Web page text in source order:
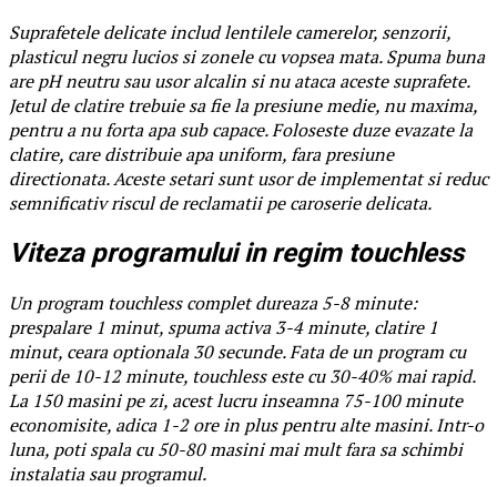
Suprafetele delicate includ lentilele camerelor, senzorii,
plasticul negru lucios si zonele cu vopsea mata. Spuma buna
are pH neutru sau usor alcalin si nu ataca aceste suprafete.
Jetul de clatire trebuie sa fie la presiune medie, nu maxima,
pentru a nu forta apa sub capace. Foloseste duze evazate la
clatire, care distribuie apa uniform, fara presiune
directionata. Aceste setari sunt usor de implementat si reduc
semnificativ riscul de reclamatii pe caroserie delicata.
Viteza programului in regim touchless
Un program touchless complet dureaza 5-8 minute:
prespalare 1 minut, spuma activa 3-4 minute, clatire 1
minut, ceara optionala 30 secunde. Fata de un program cu
perii de 10-12 minute, touchless este cu 30-40% mai rapid.
La 150 masini pe zi, acest lucru inseamna 75-100 minute
economisite, adica 1-2 ore in plus pentru alte masini. Intr-o
luna, poti spala cu 50-80 masini mai mult fara sa schimbi
instalatia sau programul.